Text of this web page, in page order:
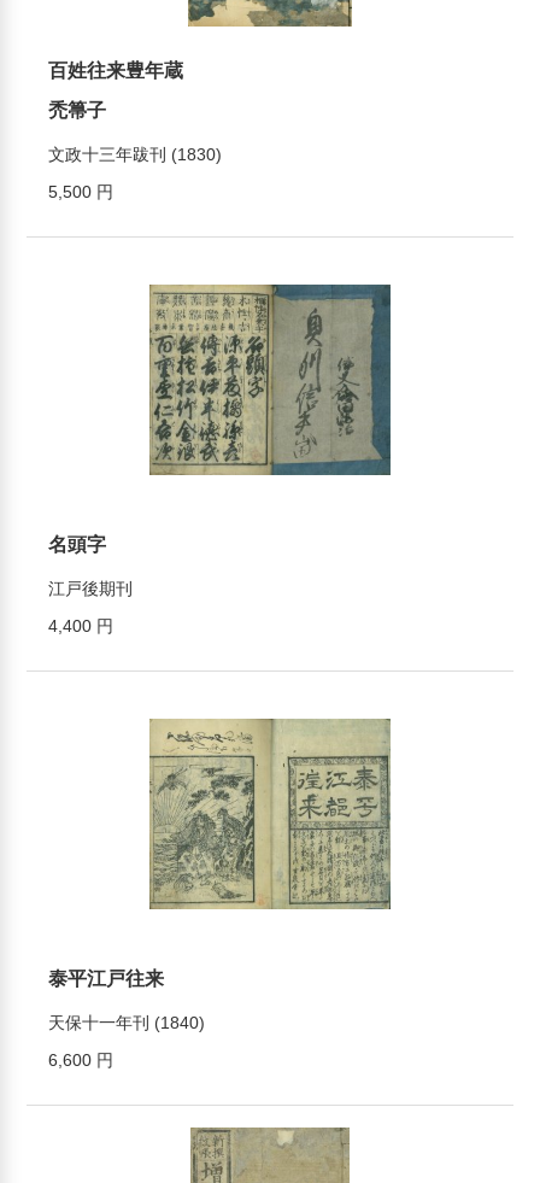
百姓往来豊年蔵
禿箒子
文政十三年跋刊 (1830)
5,500 円
名頭字
江戸後期刊
4,400 円
泰平江戸往来
天保十一年刊 (1840)
6,600 円